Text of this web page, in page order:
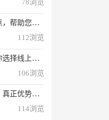
78浏览
英语学习方法
112浏览
英语课程
106浏览
一次性说明
114浏览